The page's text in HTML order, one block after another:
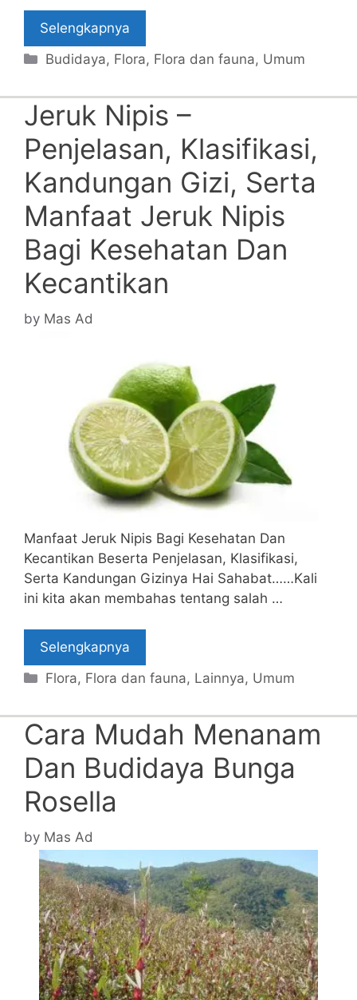
Selengkapnya
Categories
Budidaya, Flora, Flora dan fauna, Umum
Jeruk Nipis –
Penjelasan, Klasifikasi,
Kandungan Gizi, Serta
Manfaat Jeruk Nipis
Bagi Kesehatan Dan
Kecantikan
by Mas Ad
Manfaat Jeruk Nipis Bagi Kesehatan Dan
Kecantikan Beserta Penjelasan, Klasifikasi,
Serta Kandungan Gizinya Hai Sahabat……Kali
ini kita akan membahas tentang salah …
Selengkapnya
Categories
Flora, Flora dan fauna, Lainnya, Umum
Cara Mudah Menanam
Dan Budidaya Bunga
Rosella
by Mas Ad